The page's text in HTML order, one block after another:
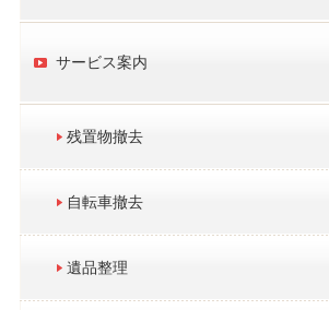
サービス案内
残置物撤去
自転車撤去
遺品整理